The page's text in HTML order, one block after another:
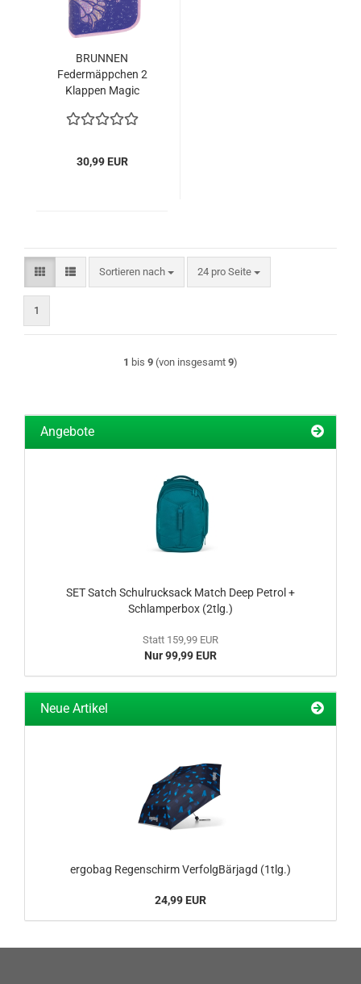
BRUNNEN
Federmäppchen 2
Klappen Magic
30,99 EUR
Sortieren nach
Sortieren nach 24 pro Seite
pro Seite
1
1 bis 9 (von insgesamt 9)
Angebote
SET Satch Schulrucksack Match Deep Petrol +
Schlamperbox (2tlg.)
Statt 159,99 EUR
Nur 99,99 EUR
Neue Artikel
ergobag Regenschirm VerfolgBärjagd (1tlg.)
24,99 EUR